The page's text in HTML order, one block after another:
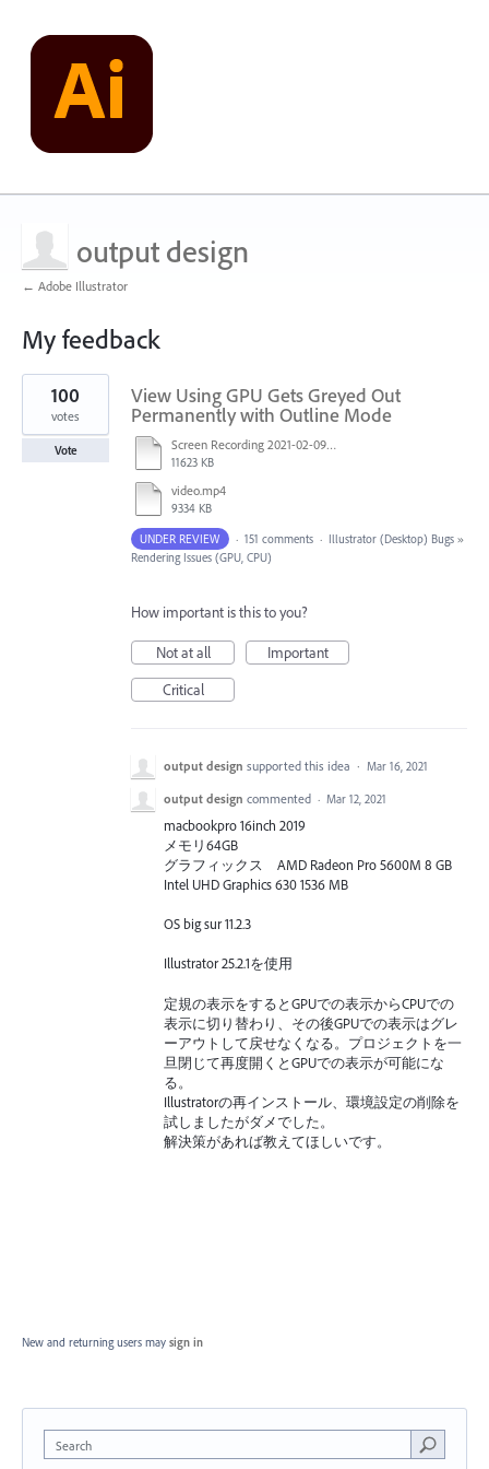
output design
← Adobe Illustrator
My feedback
1
result
found
View Using GPU Gets Greyed Out
Permanently with Outline Mode
Screen Recording 2021-02-09 at 10.58.45.mov
11623 KB
video.mp4
9334 KB
100
votes
Vote
UNDER REVIEW · 151 comments · Illustrator (Desktop) Bugs »
Rendering Issues (GPU, CPU)
How important is this to you?
Not at all
Important
Critical
output design supported this idea · Mar 16, 2021
output design commented · Mar 12, 2021
macbookpro 16inch 2019
メモリ64GB
グラフィックス AMD Radeon Pro 5600M 8 GB
Intel UHD Graphics 630 1536 MB
OS big sur 11.2.3
Illustrator 25.2.1を使用
定規の表示をするとGPUでの表示からCPUでの
表示に切り替わり、その後GPUでの表示はグレ
ーアウトして戻せなくなる。プロジェクトを一
旦閉じて再度開くとGPUでの表示が可能にな
る。
Illustratorの再インストール、環境設定の削除を
試しましたがダメでした。
解決策があれば教えてほしいです。
New and returning users may sign in
Search